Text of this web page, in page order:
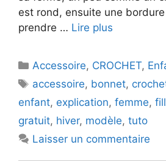
est rond, ensuite une bordure
prendre … Lire plus
Catégories
Accessoire, CROCHET,
Étiquettes
accessoire, bonnet,
enfant, explication, femme,
gratuit, hiver, modèle, tuto
Laisser un commentaire